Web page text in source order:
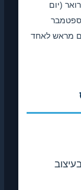
מיוחדים: 14 בפברואר (יום
ספטמבר
השנתי). תכננו 3-4 חודשים מראש לאחד